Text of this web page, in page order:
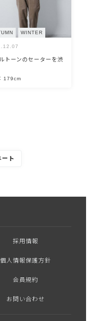
WINTER
トーンのセーターを渋
179cm
ート
採用情報
個人情報保護方針
会員規約
お問い合わせ